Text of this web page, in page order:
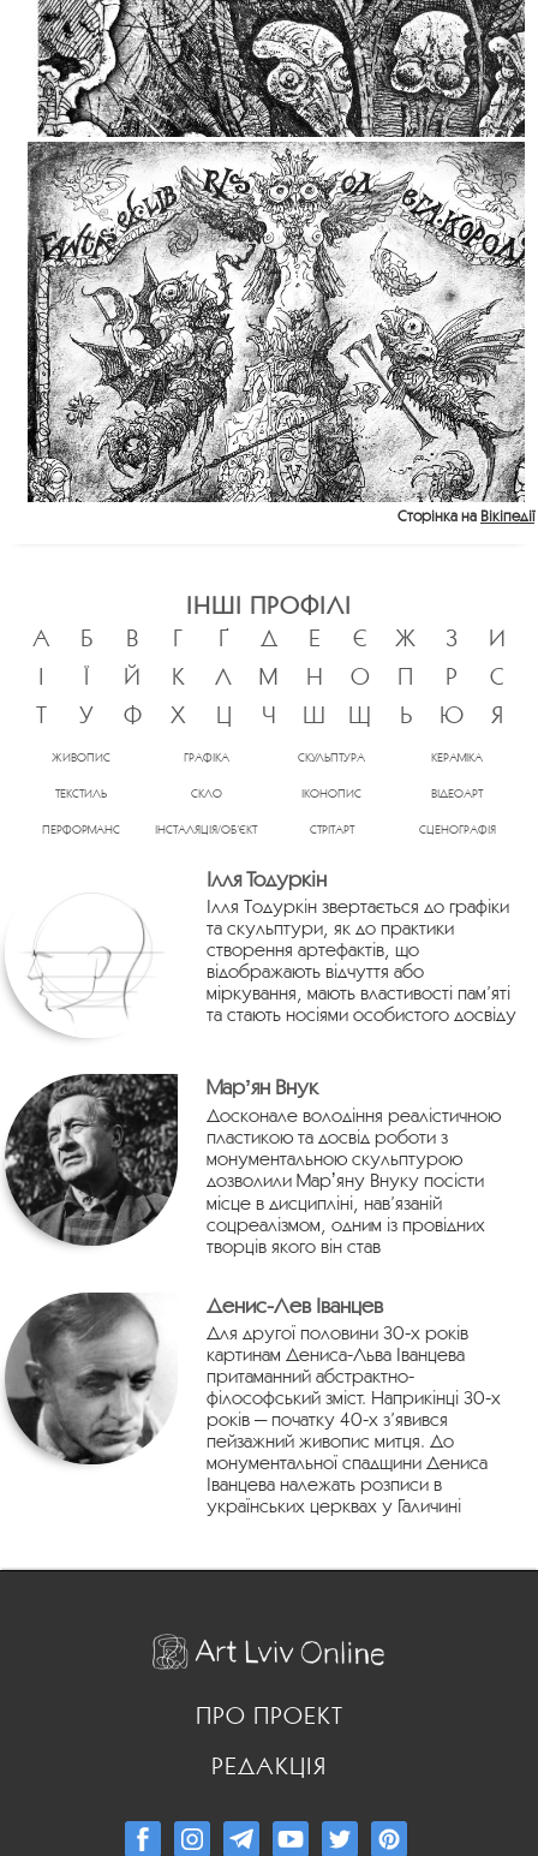
Сторінка на Вікіпедії
ІНШІ ПРОФІЛІ
А
Б В Г Ґ Д Е Є Ж З
И
І
Ї Й К Л М Н О П Р
С
Т
У Ф Х Ц Ч Ш Щ Ь Ю Я
ЖИВОПИС ГРАФІКА СКУЛЬПТУРА КЕРАМІКА
ТЕКСТИЛЬ СКЛО ІКОНОПИС ВІДЕОАРТ
ПЕРФОРМАНС ІНСТАЛЯЦІЯ/ОБ’ЄКТ СТРІТАРТ СЦЕНОГРАФІЯ
Ілля Тодуркін
Ілля Тодуркін звертається до графіки
та скульптури, як до практики
створення артефактів, що
відображають відчуття або
міркування, мають властивості пам’яті
та стають носіями особистого досвіду
Марʼян Внук
Досконале володіння реалістичною
пластикою та досвід роботи з
монументальною скульптурою
дозволили Марʼяну Внуку посісти
місце в дисципліні, нав’язаній
соцреалізмом, одним із провідних
творців якого він став
Денис-Лев Іванцев
Для другої половини 30-х років
картинам Дениса-Льва Іванцева
притаманний абстрактно-
філософський зміст. Наприкінці 30-х
років — початку 40-х з’явився
пейзажний живопис митця. До
монументальної спадщини Дениса
Іванцева належать розписи в
українських церквах у Галичині
ПРО ПРОЕКТ
РЕДАКЦІЯ